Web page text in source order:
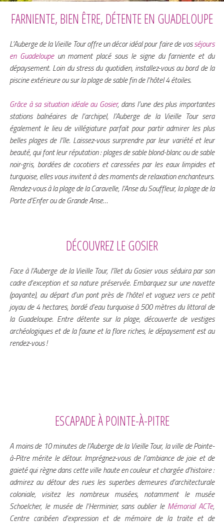
FARNIENTE, BIEN ÊTRE, DÉTENTE EN GUADELOUPE
L’Auberge de la Vieille Tour offre un décor idéal pour faire de vosséjours
en Guadeloupeun moment placé sous le signe du farniente et du
dépaysement. Loin du stress du quotidien, installez-vous au bord de la
piscine extérieure ou sur la plage de sable fin de l’hôtel 4 étoiles.
Grâce à sa situation idéale au Gosier, dans l’une des plus importantes
stations balnéaires de l’archipel, l’Auberge de la Vieille Tour sera
également le lieu de villégiature parfait pour partir admirer les plus
belles plages de l’île. Laissez-vous surprendre par leur variété et leur
beauté, qui font leur réputation : plages de sable blond-blanc ou de sable
noir-gris, bordées de cocotiers et caressées par les eaux limpides et
turquoise, elles vous invitent à des moments de relaxation enchanteurs.
Rendez-vous à la plage de la Caravelle, l’Anse du Souffleur, la plage de la
Porte d’Enfer ou de Grande Anse…
DÉCOUVREZ LE GOSIER
Face à l’Auberge de la Vieille Tour, l’îlet du Gosier vous séduira par son
cadre d’exception et sa nature préservée. Embarquez sur une navette
(payante), au départ d’un pont près de l’hôtel et voguez vers ce petit
joyau de 4 hectares, bordé d’eau turquoise à 500 mètres du littoral de
la Guadeloupe. Entre détente sur la plage, découverte de vestiges
archéologiques et de la faune et la flore riches, le dépaysement est au
rendez-vous !
ESCAPADE À POINTE-À-PITRE
A moins de 10 minutes de l’Auberge de la Vieille Tour, la ville de Pointe-
à-Pitre mérite le détour. Imprégnez-vous de l’ambiance de joie et de
gaieté qui règne dans cette ville haute en couleur et chargée d’histoire :
admirez au détour des rues les superbes demeures d’architecturale
coloniale, visitez les nombreux musées, notamment le musée
Schoelcher, le musée de l’Herminier, sans oublier le Mémorial ACTe,
Centre caribéen d’expression et de mémoire de la traite et de